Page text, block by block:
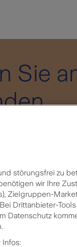
Sie
Status Ihres
störungsfrei zu
wir Ihre
Zielgruppen-
Drittanbieter-
Datenschutz